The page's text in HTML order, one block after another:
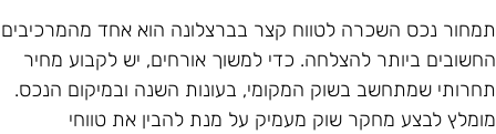
נכס השכרה לטווח קצר בברצלונה הוא אחד מהמרכיבים
ביותר להצלחה. כדי למשוך אורחים, יש לקבוע מחיר
שמתחשב בשוק המקומי, בעונות השנה ובמיקום הנכס.
לבצע מחקר שוק מעמיק על מנת להבין את טווחי